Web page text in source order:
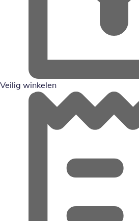
Veilig winkelen